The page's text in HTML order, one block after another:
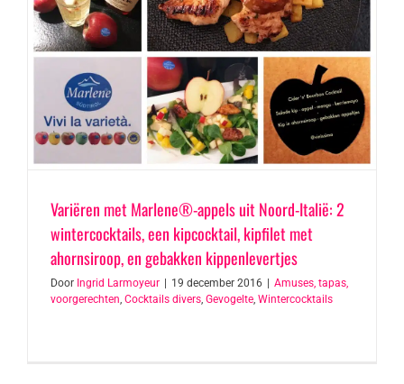
Variëren met Marlene®-appels uit Noord-Italië: 2
wintercocktails, een kipcocktail, kipfilet met
ahornsiroop, en gebakken kippenlevertjes
Door Ingrid Larmoyeur 19 december 2016
Amuses, tapas,
voorgerechten, Cocktails divers, Gevogelte, Wintercocktails